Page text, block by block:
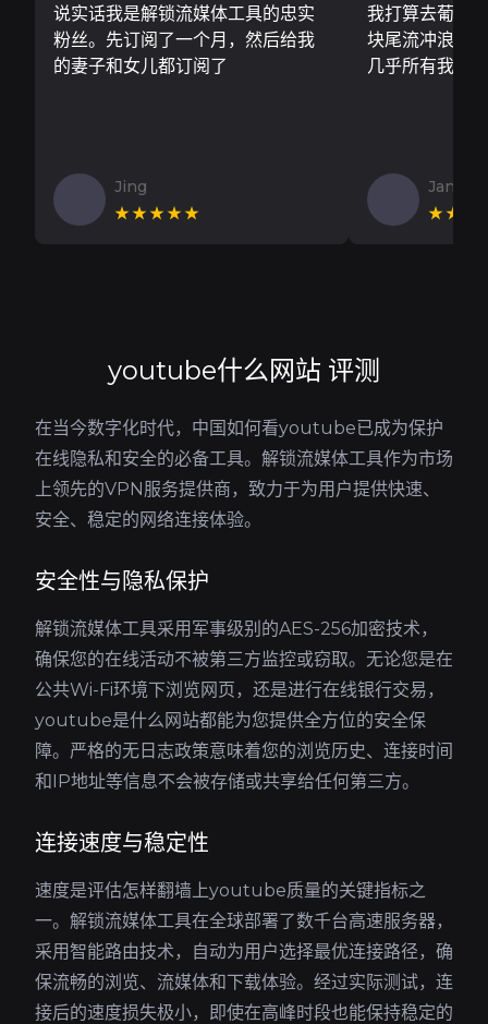
说实话我是解锁流媒体工具的忠实
粉丝。先订阅了一个月，然后给我
的妻子和女儿都订阅了
Jing
★★★★★
我打算去葡萄
块尾流冲浪板
几乎所有我需
Jan V
youtube什么网站 评测
在当今数字化时代，中国如何看youtube已成为保护
在线隐私和安全的必备工具。解锁流媒体工具作为市场
上领先的VPN服务提供商，致力于为用户提供快速、
安全、稳定的网络连接体验。
安全性与隐私保护
解锁流媒体工具采用军事级别的AES-256加密技术，
确保您的在线活动不被第三方监控或窃取。无论您是在
公共Wi-Fi环境下浏览网页，还是进行在线银行交易，
youtube是什么网站都能为您提供全方位的安全保
障。严格的无日志政策意味着您的浏览历史、连接时间
和IP地址等信息不会被存储或共享给任何第三方。
连接速度与稳定性
速度是评估怎样翻墙上youtube质量的关键指标之
一。解锁流媒体工具在全球部署了数千台高速服务器，
采用智能路由技术，自动为用户选择最优连接路径，确
保流畅的浏览、流媒体和下载体验。经过实际测试，连
接后的速度损失极小，即使在高峰时段也能保持稳定的